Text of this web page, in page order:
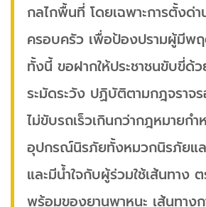
กลไกพื้นที่ โดยเฉพาะการตั้งด่
ครอบครัว เพื่อป้องปรามผู้มีพ
ทั้งนี้ ขอฝากให้ประชาชนขับขี่ด้
ระมัดระวัง ปฏิบัติตามกฎจราจ
ไม่ขับรถเร็วเกินกว่ากฎหมายก
อุปกรณ์นิรภัยทั้งหมวกนิรภัยแล
และมีน้ำใจกับผู้ร่วมใช้เส้นทาง
พร้อมของยานพาหนะ เส้นทาง